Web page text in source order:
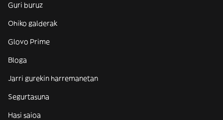
Guri buruz
Ohiko galderak
Glovo Prime
Bloga
Jarri gurekin harremanetan
Segurtasuna
Hasi saioa